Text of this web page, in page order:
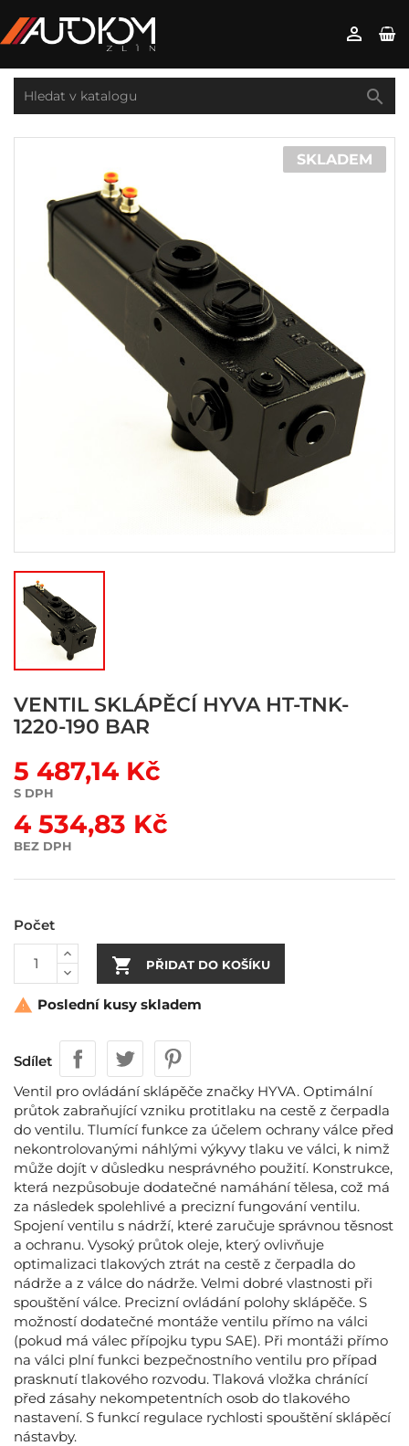


SKLADEM
VENTIL SKLÁPĚCÍ HYVA HT-TNK-
1220-190 BAR
5 487,14 Kč
S DPH
4 534,83 Kč
BEZ DPH
Počet
 PŘIDAT DO KOŠÍKU
 Poslední kusy skladem
Sdílet
Ventil pro ovládání sklápěče značky HYVA. Optimální
průtok zabraňující vzniku protitlaku na cestě z čerpadla
do ventilu. Tlumící funkce za účelem ochrany válce před
nekontrolovanými náhlými výkyvy tlaku ve válci, k nimž
může dojít v důsledku nesprávného použití. Konstrukce,
která nezpůsobuje dodatečné namáhání tělesa, což má
za následek spolehlivé a precizní fungování ventilu.
Spojení ventilu s nádrží, které zaručuje správnou těsnost
a ochranu. Vysoký průtok oleje, který ovlivňuje
optimalizaci tlakových ztrát na cestě z čerpadla do
nádrže a z válce do nádrže. Velmi dobré vlastnosti při
spouštění válce. Precizní ovládání polohy sklápěče. S
možností dodatečné montáže ventilu přímo na válci
(pokud má válec přípojku typu SAE). Při montáži přímo
na válci plní funkci bezpečnostního ventilu pro případ
prasknutí tlakového rozvodu. Tlaková vložka chránící
před zásahy nekompetentních osob do tlakového
nastavení. S funkcí regulace rychlosti spouštění sklápěcí
nástavby.